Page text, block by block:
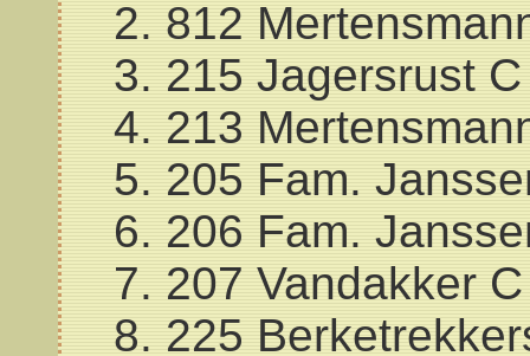
2. 812
3. 215 Jagersrust C
4. 213
5. 205 Fam.
6. 206 Fam.
7. 207 Vandakker C
8. 225